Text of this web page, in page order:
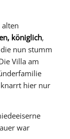
alten
königlich,
nun stumm
Villa am
knarrt hier nur
war